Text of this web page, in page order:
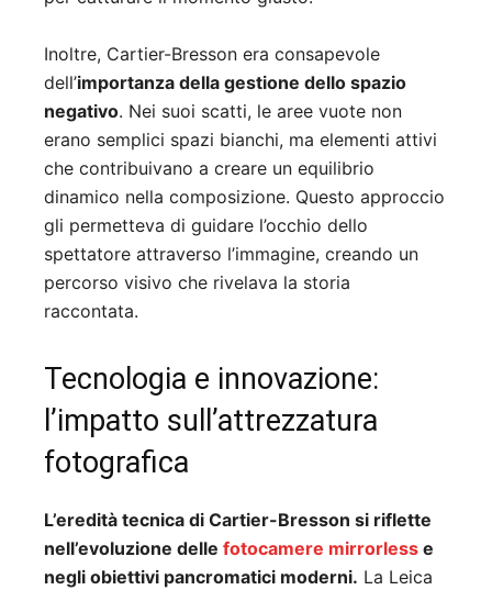
Inoltre, Cartier-Bresson era consapevole
dell’importanza della gestione dello spazio
negativo. Nei suoi scatti, le aree vuote non
erano semplici spazi bianchi, ma elementi attivi
che contribuivano a creare un equilibrio
dinamico nella composizione. Questo approccio
gli permetteva di guidare l’occhio dello
spettatore attraverso l’immagine, creando un
percorso visivo che rivelava la storia
raccontata.
Tecnologia e innovazione:
l’impatto sull’attrezzatura
fotografica
L’eredità tecnica di Cartier-Bresson si riflette
nell’evoluzione delle fotocamere mirrorless e
negli obiettivi pancromatici moderni. La Leica